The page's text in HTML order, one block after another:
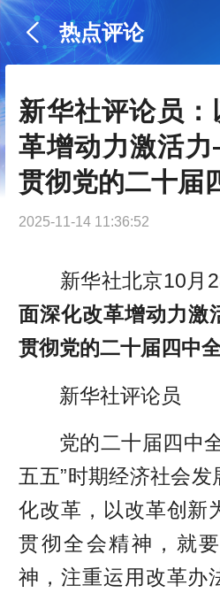
热点评论
新华社评论员
革增动力激活
贯彻党的二十届
2025-11-14 11:36:52
新华社北京10
面深化改革增动力
贯彻党的二十届四中
新华社评论员
党的二十届四中
五五”时期经济社会
化改革，以改革创新
贯彻全会精神，就
神，注重运用改革办